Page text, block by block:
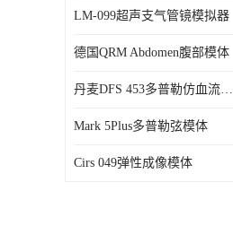
LM-099超声支气管镜模拟器
德国QRM Abdomen腹部模体
丹麦DFS 453多普勒仿血流模体
Mark 5Plus多普勒弦模体
Cirs 049弹性成像模体